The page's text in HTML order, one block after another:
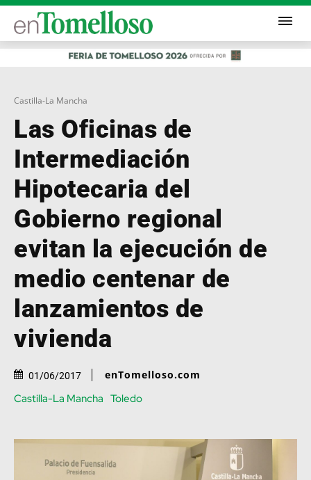
Castilla-La Mancha
Las Oficinas de
Intermediación
Hipotecaria del
Gobierno regional
evitan la ejecución de
medio centenar de
lanzamientos de
vivienda
01/06/2017 enTomelloso.com
Castilla-La Mancha Toledo